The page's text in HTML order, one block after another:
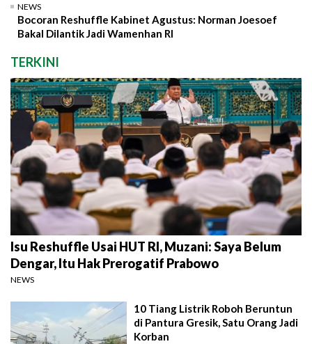
NEWS
Bocoran Reshuffle Kabinet Agustus: Norman Joesoef
Bakal Dilantik Jadi Wamenhan RI
TERKINI
Isu Reshuffle Usai HUT RI, Muzani: Saya Belum
Dengar, Itu Hak Prerogatif Prabowo
NEWS
10 Tiang Listrik Roboh Beruntun
di Pantura Gresik, Satu Orang Jadi
Korban